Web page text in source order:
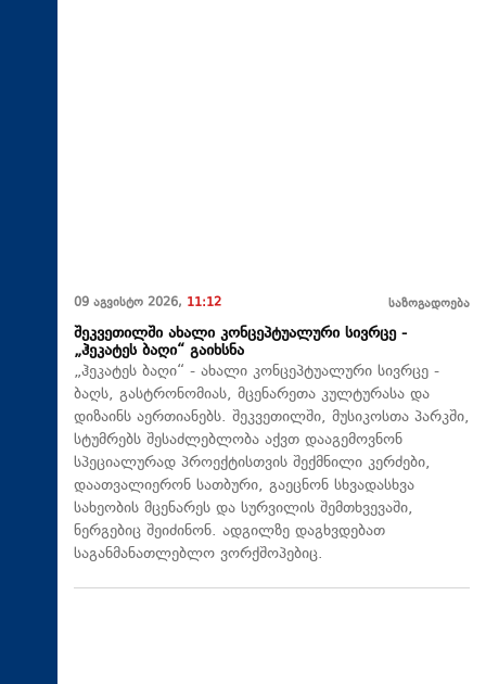
09 აგვისტო 2026, 11:12 საზოგადოება
შეკვეთილში ახალი კონცეპტუალური სივრცე -
„ჰეკატეს ბაღი“ გაიხსნა
„ჰეკატეს ბაღი“ - ახალი კონცეპტუალური სივრცე -
ბაღს, გასტრონომიას, მცენარეთა კულტურასა და
დიზაინს აერთიანებს. შეკვეთილში, მუსიკოსთა პარკში,
სტუმრებს შესაძლებლობა აქვთ დააგემოვნონ
სპეციალურად პროექტისთვის შექმნილი კერძები,
დაათვალიერონ სათბური, გაეცნონ სხვადასხვა
სახეობის მცენარეს და სურვილის შემთხვევაში,
ნერგებიც შეიძინონ. ადგილზე დაგხვდებათ
საგანმანათლებლო ვორქშოპებიც.